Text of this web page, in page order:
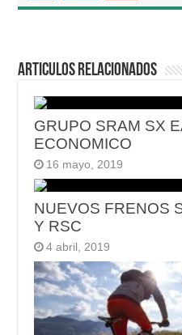
Articulos relacionados
GRUPO SRAM SX
ECONOMICO
16 mayo, 2019
NUEVOS FRENOS
Y RSC
4 abril, 2019